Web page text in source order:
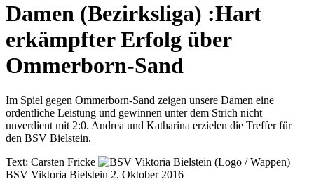
Damen (Bezirksliga) :Hart
erkämpfter Erfolg über
Ommerborn-Sand
Im Spiel gegen Ommerborn-Sand zeigen unsere Damen eine
ordentliche Leistung und gewinnen unter dem Strich nicht
unverdient mit 2:0. Andrea und Katharina erzielen die Treffer für
den BSV Bielstein.
Text: Carsten Fricke
BSV Viktoria Bielstein 2. Oktober 2016